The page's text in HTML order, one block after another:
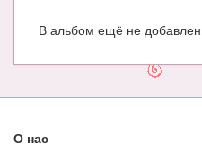
В альбом ещё не
О нас